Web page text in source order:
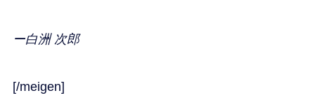
ー白洲 次郎
[/meigen]